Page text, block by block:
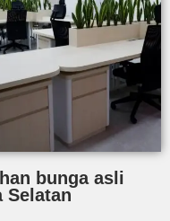
bunga asli
Selatan